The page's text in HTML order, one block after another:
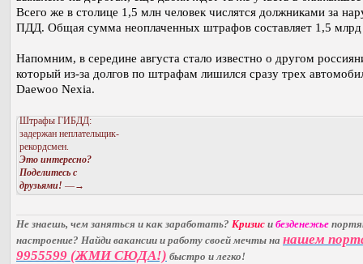
Всего же в столице 1,5 млн человек числятся должниками за
ПДД. Общая сумма неоплаченных штрафов составляет 1,5 млрд
Напомним, в середине августа стало известно о другом
который из-за долгов по штрафам лишился сразу трех
Daewoo Nexia.
Штрафы ГИБДД:
задержан неплательщик-
рекордсмен.
Это интересно?
Поделитесь с
друзьями! —→
Не знаешь, чем заняться и как заработать? Кризис и безденежье
настроение? Найди вакансии и работу своей мечты на нашем
9955599 (ЖМИ СЮДА!) быстро и легко!